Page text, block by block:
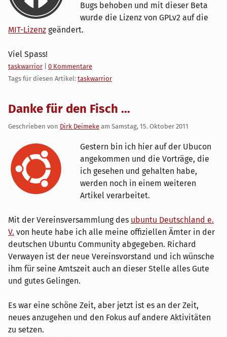
Bugs behoben und mit dieser Beta
wurde die Lizenz von GPLv2 auf die
MIT-Lizenz geändert.
Viel Spass!
Kategorien:
taskwarrior
0 Kommentare
Tags für diesen Artikel: taskwarrior
Danke für den Fisch ...
Geschrieben von Dirk Deimeke am Samstag, 15. Oktober 2011
Gestern bin ich hier auf der Ubucon
angekommen und die Vorträge, die
ich gesehen und gehalten habe,
werden noch in einem weiteren
Artikel verarbeitet.
Mit der Vereinsversammlung des ubuntu Deutschland e.
V. von heute habe ich alle meine offiziellen Ämter in der
deutschen Ubuntu Community abgegeben. Richard
Verwayen ist der neue Vereinsvorstand und ich wünsche
ihm für seine Amtszeit auch an dieser Stelle alles Gute
und gutes Gelingen.
Es war eine schöne Zeit, aber jetzt ist es an der Zeit,
neues anzugehen und den Fokus auf andere Aktivitäten
zu setzen.